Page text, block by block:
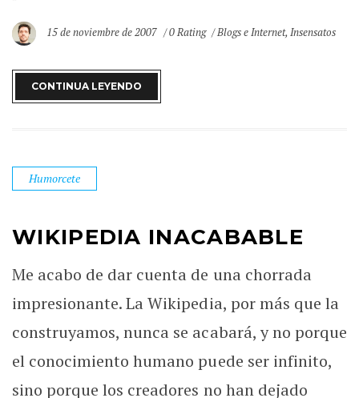
15 de noviembre de 2007 0 Rating Blogs e Internet,Insensatos
CONTINUA LEYENDO
Humorcete
WIKIPEDIA INACABABLE
Me acabo de dar cuenta de una chorrada
impresionante. La Wikipedia, por más que la
construyamos, nunca se acabará, y no porque
el conocimiento humano puede ser infinito,
sino porque los creadores no han dejado